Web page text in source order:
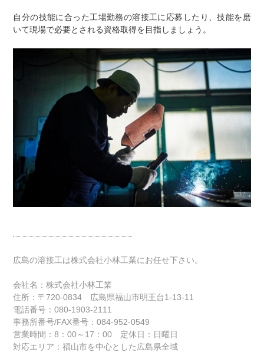
自分の技能に合った工場勤務の溶接工に応募したり、技能を磨
いて現場で必要とされる資格取得を目指しましょう。
広島の溶接工は株式会社小林工業にお任せ下さい。
会社名：株式会社小林工業
住所：〒720-0834 広島県福山市明王台1-13-11
電話番号：080-1903-2111
事務所番号/FAX番号：084-952-0549
営業時間：8：00～17：00 定休日：日曜日
対応エリア：福山市を中心とした広島県全域